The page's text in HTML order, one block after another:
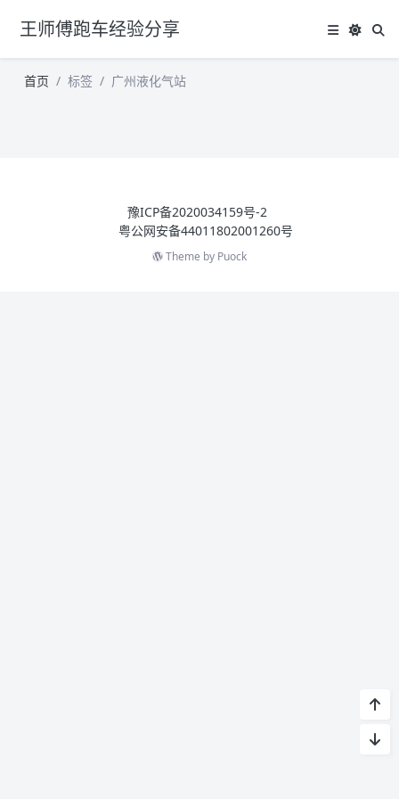
王师傅跑车经验分享
首页 标签 广州液化气站
豫ICP备2020034159号-2
粤公网安备44011802001260号
Theme by Puock